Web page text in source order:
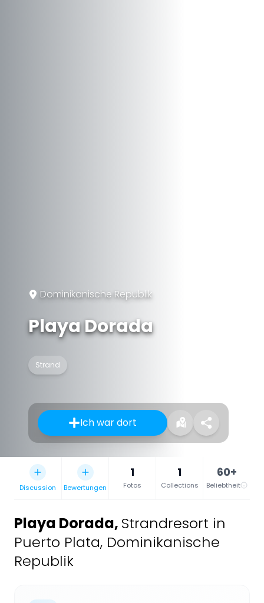
Dominikanische Republik
Playa Dorada
Strand
Ich war dort
Discussion Bewertungen
1
Fotos
1
Collections
60+
Beliebtheit
Playa Dorada, Strandresort in
Puerto Plata, Dominikanische
Republik